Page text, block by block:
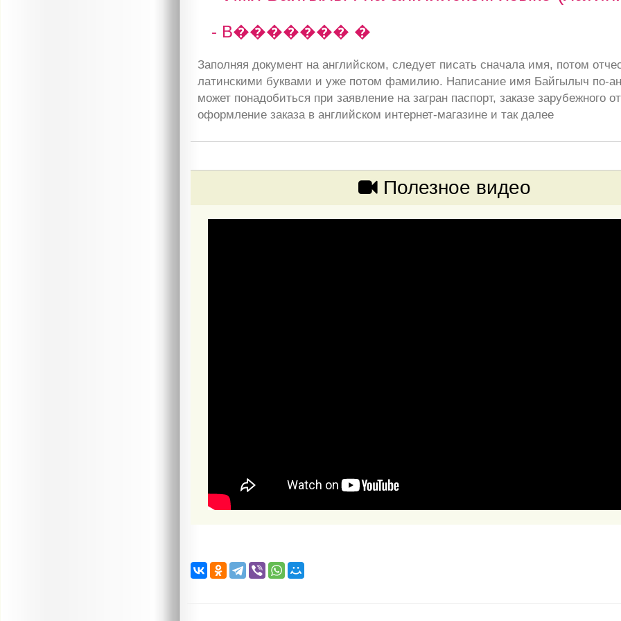
- B������� �
Заполняя документ на английском, следует писать сначала имя, потом
латинскими буквами и уже потом фамилию. Написание имя Байгылыч по-
может понадобиться при заявление на загран паспорт, заказе зарубежного
оформление заказа в английском интернет-магазине и так далее
Полезное видео